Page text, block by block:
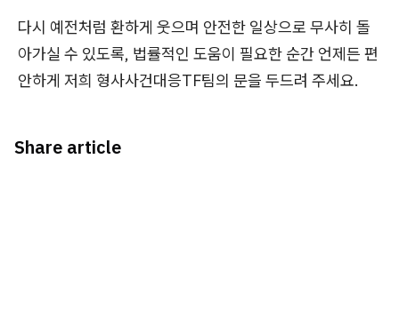
다시 예전처럼 환하게 웃으며 안전한 일상으로 무사히 돌
아가실 수 있도록, 법률적인 도움이 필요한 순간 언제든 편
안하게 저희 형사사건대응TF팀의 문을 두드려 주세요.
Share article